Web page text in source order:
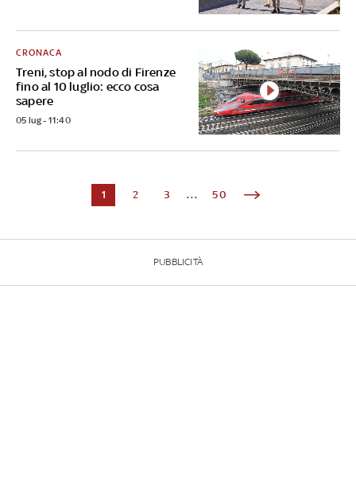
Treni, stop al nodo di Firenze
fino al 10 luglio: ecco cosa
sapere
CRONACA
05 lug - 11:40
1 2 3 ... 50
PUBBLICITÀ